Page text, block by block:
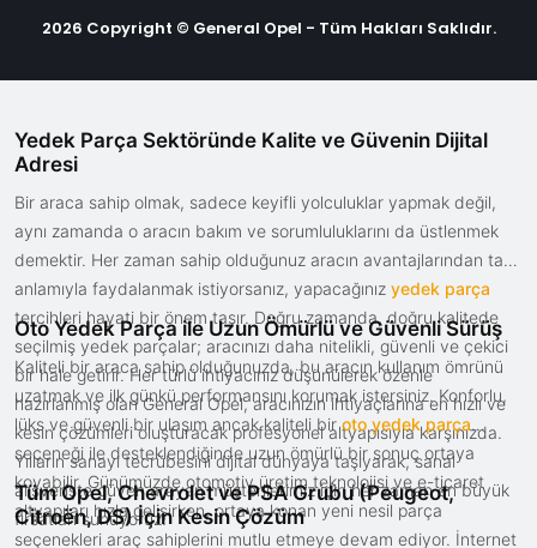
2026 Copyright © General Opel - Tüm Hakları Saklıdır.
Yedek Parça Sektöründe Kalite ve Güvenin Dijital
Adresi
Bir araca sahip olmak, sadece keyifli yolculuklar yapmak değil,
aynı zamanda o aracın bakım ve sorumluluklarını da üstlenmek
demektir. Her zaman sahip olduğunuz aracın avantajlarından tam
anlamıyla faydalanmak istiyorsanız, yapacağınız yedek parça
tercihleri hayati bir önem taşır. Doğru zamanda, doğru kalitede
seçilmiş yedek parçalar; aracınızı daha nitelikli, güvenli ve çekici
bir hale getirir. Her türlü ihtiyacınız düşünülerek özenle
hazırlanmış olan General Opel, aracınızın ihtiyaçlarına en hızlı ve
kesin çözümleri oluşturacak profesyonel altyapısıyla karşınızda.
Yılların sanayi tecrübesini dijital dünyaya taşıyarak, sanal
alışverişte güven arayan müşterilerimiz için her zaman en büyük
fırsatları sunuyoruz.
Oto Yedek Parça ile Uzun Ömürlü ve Güvenli Sürüş
Kaliteli bir araca sahip olduğunuzda, bu aracın kullanım ömrünü
uzatmak ve ilk günkü performansını korumak istersiniz. Konforlu,
lüks ve güvenli bir ulaşım ancak kaliteli biroto yedek parça
seçeneği ile desteklendiğinde uzun ömürlü bir sonuç ortaya
koyabilir. Günümüzde otomotiv üretim teknolojisi ve e-ticaret
altyapıları hızla gelişirken, ortaya konan yeni nesil parça
seçenekleri araç sahiplerini mutlu etmeye devam ediyor. İnternet
Tüm Opel, Chevrolet ve PSA Grubu (Peugeot,
Citroën, DS) İçin Kesin Çözüm